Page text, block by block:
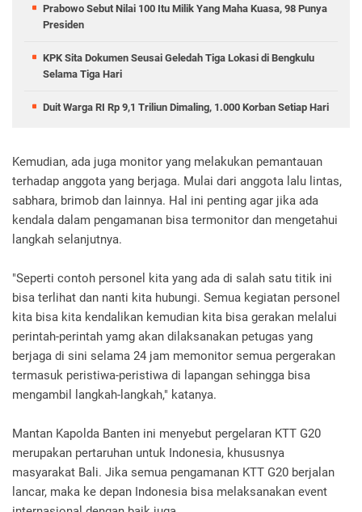
Prabowo Sebut Nilai 100 Itu Milik Yang Maha Kuasa, 98 Punya
Presiden
KPK Sita Dokumen Seusai Geledah Tiga Lokasi di Bengkulu
Selama Tiga Hari
Duit Warga RI Rp 9,1 Triliun Dimaling, 1.000 Korban Setiap Hari
Kemudian, ada juga monitor yang melakukan pemantauan
terhadap anggota yang berjaga. Mulai dari anggota lalu lintas,
sabhara, brimob dan lainnya. Hal ini penting agar jika ada
kendala dalam pengamanan bisa termonitor dan mengetahui
langkah selanjutnya.
"Seperti contoh personel kita yang ada di salah satu titik ini
bisa terlihat dan nanti kita hubungi. Semua kegiatan personel
kita bisa kita kendalikan kemudian kita bisa gerakan melalui
perintah-perintah yamg akan dilaksanakan petugas yang
berjaga di sini selama 24 jam memonitor semua pergerakan
termasuk peristiwa-peristiwa di lapangan sehingga bisa
mengambil langkah-langkah," katanya.
Mantan Kapolda Banten ini menyebut pergelaran KTT G20
merupakan pertaruhan untuk Indonesia, khususnya
masyarakat Bali. Jika semua pengamanan KTT G20 berjalan
lancar, maka ke depan Indonesia bisa melaksanakan event